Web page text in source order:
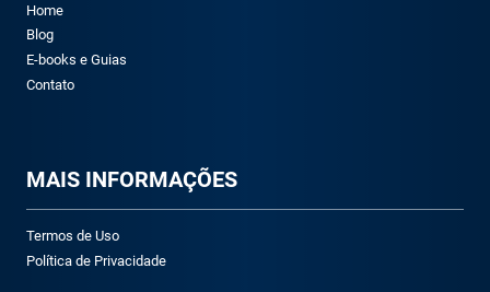
Home
Blog
E-books e Guias
Contato
MAIS INFORMAÇÕES
Termos de Uso
Política de Privacidade